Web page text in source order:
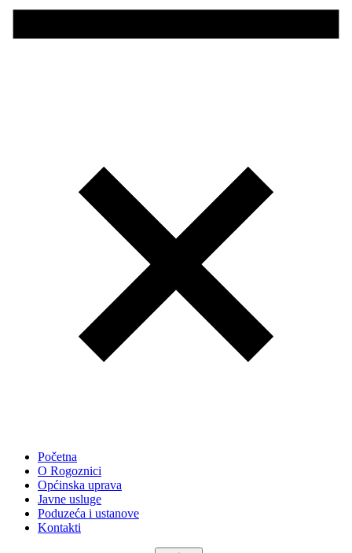
Početna
O Rogoznici
Općinska uprava
Javne usluge
Poduzeća i ustanove
Kontakti